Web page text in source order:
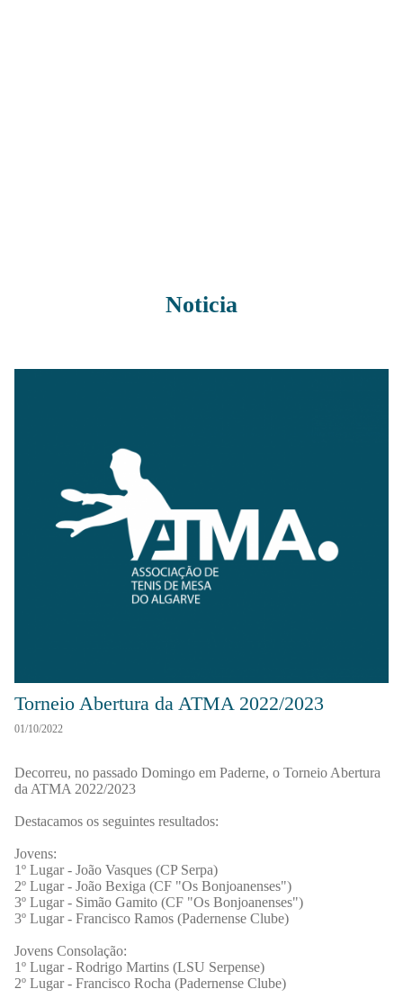
Noticia
Torneio Abertura da ATMA 2022/2023
01/10/2022
Decorreu, no passado Domingo em Paderne, o Torneio Abertura
da ATMA 2022/2023
Destacamos os seguintes resultados:
Jovens:
1º Lugar - João Vasques (CP Serpa)
2º Lugar - João Bexiga (CF "Os Bonjoanenses")
3º Lugar - Simão Gamito (CF "Os Bonjoanenses")
3º Lugar - Francisco Ramos (Padernense Clube)
Jovens Consolação:
1º Lugar - Rodrigo Martins (LSU Serpense)
2º Lugar - Francisco Rocha (Padernense Clube)